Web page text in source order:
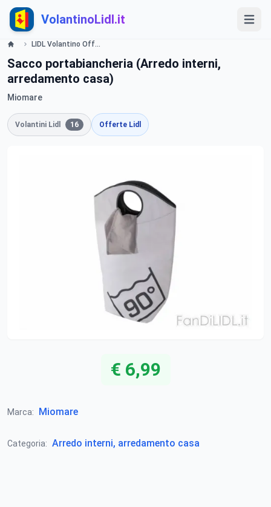
VolantinoLidl.it
LIDL Volantino Offerte e Promozioni - Guardaroba - Offerte valide dal 6 giugno 2016 Lidl
Sacco portabiancheria (Arredo interni,
arredamento casa)
Miomare
Volantini Lidl 16 Offerte Lidl
€ 6,99
Marca: Miomare
Categoria: Arredo interni, arredamento casa